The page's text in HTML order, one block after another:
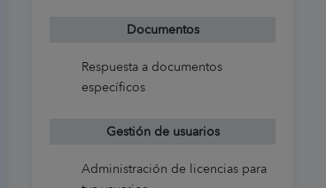
Documentos
Respuesta a documentos
específicos
Gestión de usuarios
Administración de licencias para